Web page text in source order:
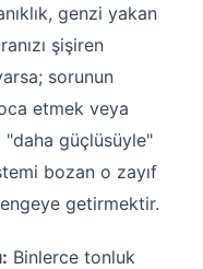
genzi yakan
şişiren
sorunun
etmek veya
"daha güçlüsüyle"
bozan o zayıf
getirmektir.
Binlerce tonluk